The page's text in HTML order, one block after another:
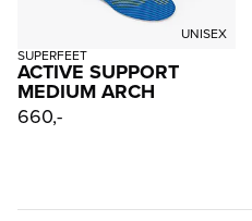
UNISEX
SUPERFEET
ACTIVE SUPPORT
MEDIUM ARCH
660,-